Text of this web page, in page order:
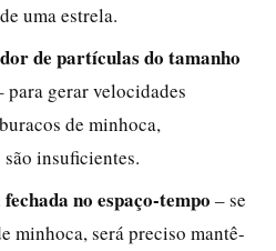
uma estrela.
de partículas do tamanho
para gerar velocidades
de minhoca,
insuficientes.
no espaço-tempo – se
minhoca, será preciso mantê-